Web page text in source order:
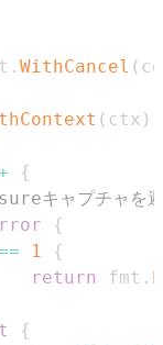
. WithCancel (
( ctx )
{
キャプチャを
{
1
{
return
fmt .
{